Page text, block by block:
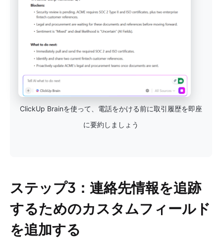
ClickUp Brainを使って、電話をかける前に取引履歴を即座
に要約しましょう
ステップ3：連絡先情報を追跡
するためのカスタムフィールド
を追加する